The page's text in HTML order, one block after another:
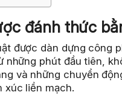
đánh thức
được dàn dựng công
những phút đầu tiên,
và những chuyển
xúc liền mạch.